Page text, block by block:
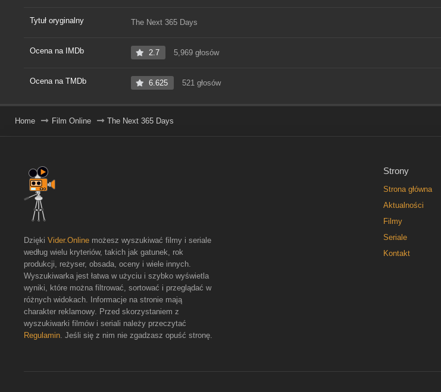
Tytuł oryginalny The Next 365 Days
Ocena na IMDb 2.7 5,969 głosów
Ocena na TMDb 6.625 521 głosów
Home Film Online The Next 365 Days
Strony
Strona główna
Aktualności
Filmy
Seriale
Kontakt
Dzięki Vider.Online możesz wyszukiwać filmy i seriale
według wielu kryteriów, takich jak gatunek, rok
produkcji, reżyser, obsada, oceny i wiele innych.
Wyszukiwarka jest łatwa w użyciu i szybko wyświetla
wyniki, które można filtrować, sortować i przeglądać w
różnych widokach. Informacje na stronie mają
charakter reklamowy. Przed skorzystaniem z
wyszukiwarki filmów i seriali należy przeczytać
Regulamin. Jeśli się z nim nie zgadzasz opuść stronę.